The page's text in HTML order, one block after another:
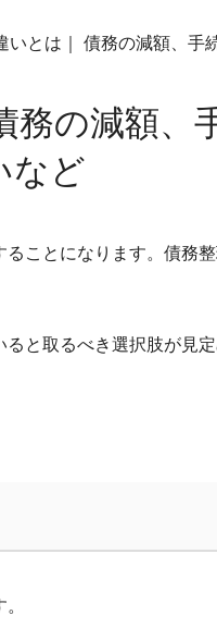
いとは｜ 債務の減額、手
の減額、
など
ことになります。債務
と取るべき選択肢が見